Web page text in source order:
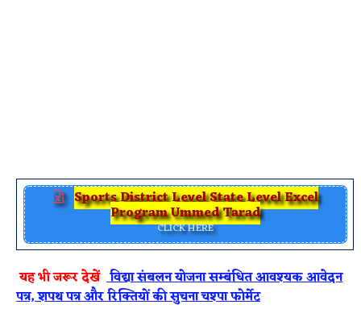
Sports District Level State Level Excel
Program Ummed Tarad
CLICK HERE
यह भी जरूर देखें विद्या संबलन योजना सम्बंधित आवश्यक आवेदन
पत्र, शपथ पत्र और रिक्तियों की सुचना चश्पा फोर्मेट